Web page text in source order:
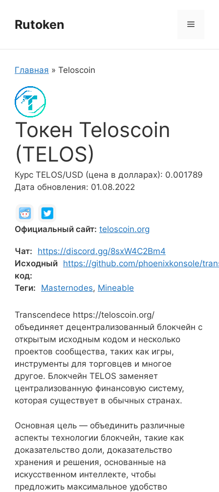
содержимому
Rutoken Меню
Главная » Teloscoin
Токен Teloscoin
(TELOS)
Курс TELOS/USD (цена в долларах): 0.001789
Дата обновления: 01.08.2022
Официальный сайт: teloscoin.org
Чат:
https://discord.gg/8sxW4C2Bm4
Исходный
код:
https://github.com/phoenixkonsole/
Теги: Masternodes, Mineable
Transcendece https://teloscoin.org/
объединяет децентрализованный блокчейн с
открытым исходным кодом и несколько
проектов сообщества, таких как игры,
инструменты для торговцев и многое
другое. Блокчейн TELOS заменяет
централизованную финансовую систему,
которая существует в обычных странах.
Основная цель — объединить различные
аспекты технологии блокчейн, такие как
доказательство доли, доказательство
хранения и решения, основанные на
искусственном интеллекте, чтобы
предложить максимальное удобство